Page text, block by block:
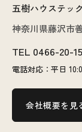
五樹ハウステッ
神奈川県藤沢市
TEL 0466-20-
電話対応：平日
会社概要を見